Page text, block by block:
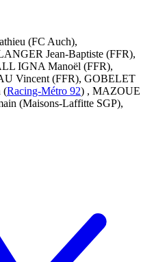
(FC Auch),
Jean-Baptiste (FFR),
IGNA Manoël (FFR),
Vincent (FFR), GOBELET
(Racing-Métro 92) , MAZOUE
(Maisons-Laffitte SGP),